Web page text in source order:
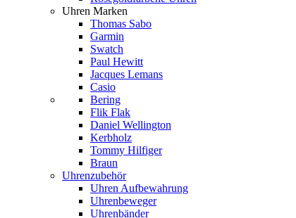
Uhren Marken
Thomas Sabo
Garmin
Swatch
Paul Hewitt
Jacques Lemans
Casio
Bering
Flik Flak
Daniel Wellington
Kerbholz
Tommy Hilfiger
Braun
Uhrenzubehör
Uhren Aufbewahrung
Uhrenbeweger
Uhrenbänder